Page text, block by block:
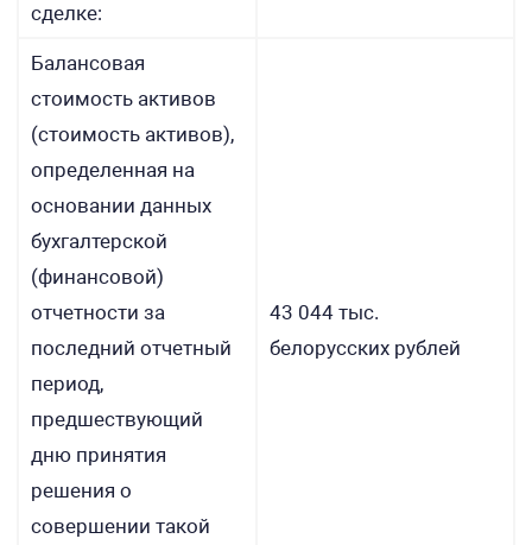
сделке:
Балансовая
стоимость активов
(стоимость активов),
определенная на
основании данных
бухгалтерской
(финансовой)
отчетности за
последний отчетный
период,
предшествующий
дню принятия
решения о
совершении такой
43 044 тыс.
белорусских рублей